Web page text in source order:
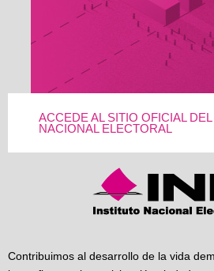
ACCEDE AL SITIO OFICIAL
NACIONAL ELECTORAL
Contribuimos al desarrollo de la vida